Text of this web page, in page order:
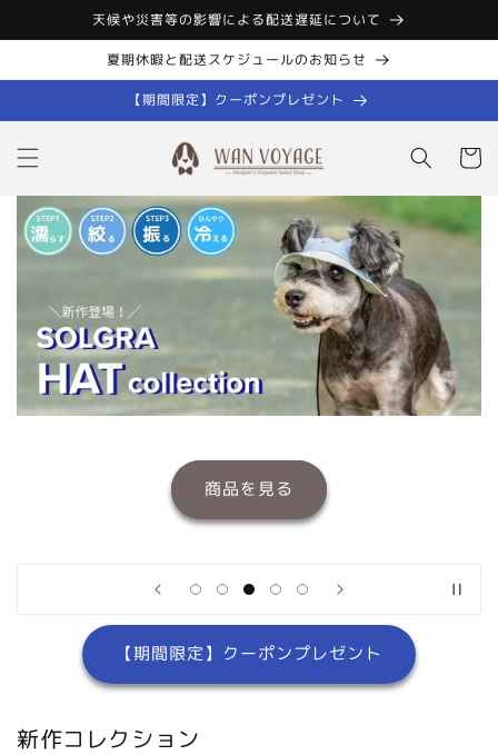
コンテン
ツに進む
天候や災害等の影響による配送遅延について
夏期休暇と配送スケジュールのお知らせ
【期間限定】クーポンプレゼント
ー
商品を見る
【期間限定】クーポンプレゼント
新作コレクション